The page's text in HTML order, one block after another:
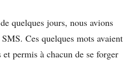
quelques jours, nous avions
Ces quelques mots avaient
permis à chacun de se forger